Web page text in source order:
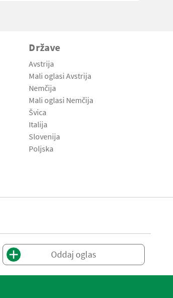
Države
Avstrija
Mali oglasi Avstrija
Nemčija
Mali oglasi Nemčija
Švica
Italija
Slovenija
Poljska
Oddaj oglas